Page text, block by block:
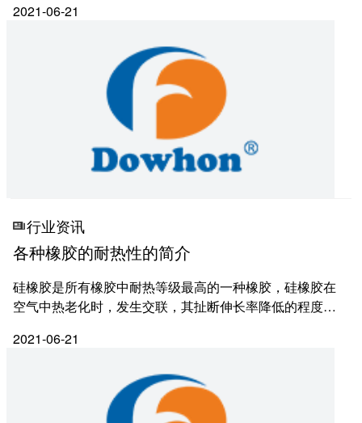
经过了增压之后，发动机在工作时的压力和温度都大大
2021-06-21
行业资讯
各种橡胶的耐热性的简介
硅橡胶是所有橡胶中耐热等级最高的一种橡胶，硅橡胶在
空气中热老化时，发生交联，其扯断伸长率降低的程度比
优异，但不耐湿热老化。当空气中或试样中含有过量的
2021-06-21